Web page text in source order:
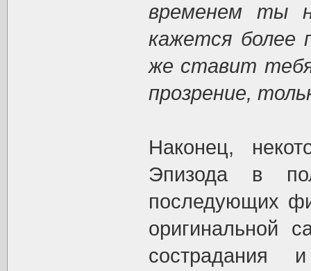
временем ты
кажется более
же ставит
прозрение,
Наконец,
Эпизода в
последующих
оригинальной
сострадания